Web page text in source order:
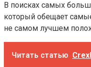
В поисках самых
который обещает
не самом лучшем
Читать статью